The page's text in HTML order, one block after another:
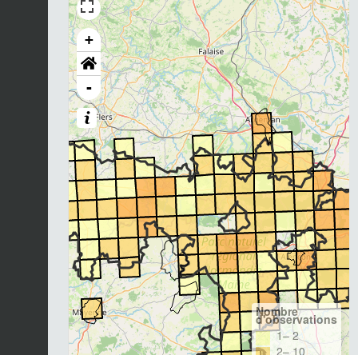
+
-
Nombre
d'observations
1– 2
2– 10